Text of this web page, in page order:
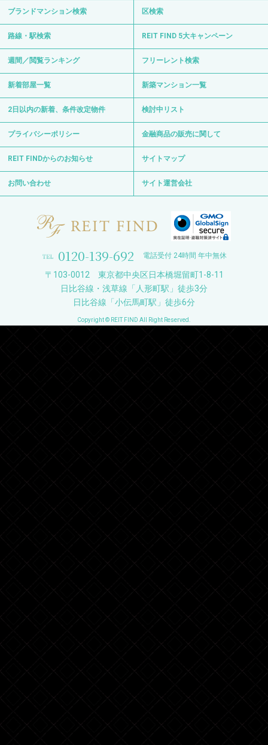
ブランドマンション検索 区検索
路線・駅検索 REIT FIND 5大キャンペーン
週間／閲覧ランキング フリーレント検索
新着部屋一覧 新築マンション一覧
2日以内の新着、条件改定物件 検討中リスト
プライバシーポリシー 金融商品の販売に関して
REIT FINDからのお知らせ サイトマップ
お問い合わせ サイト運営会社
0120-139-692 電話受付 24時間 年中無休
〒103-0012 東京都中央区日本橋堀留町1-8-11
日比谷線・浅草線「人形町駅」徒歩3分
日比谷線「小伝馬町駅」徒歩6分
Copyright © REIT FIND All Right Reserved.